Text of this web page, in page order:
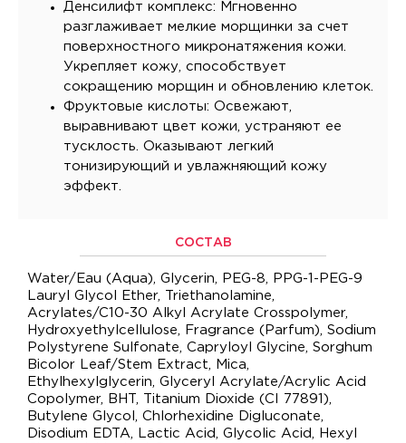
Денсилифт комплекс: Мгновенно
разглаживает мелкие морщинки за счет
поверхностного микронатяжения кожи.
Укрепляет кожу, способствует
сокращению морщин и обновлению клеток.
Фруктовые кислоты: Освежают,
выравнивают цвет кожи, устраняют ее
тусклость. Оказывают легкий
тонизирующий и увлажняющий кожу
эффект.
СОСТАВ
Water/Eau (Aqua), Glycerin, PEG-8, PPG-1-PEG-9
Lauryl Glycol Ether, Triethanolamine,
Acrylates/C10-30 Alkyl Acrylate Crosspolymer,
Hydroxyethylcellulose, Fragrance (Parfum), Sodium
Polystyrene Sulfonate, Capryloyl Glycine, Sorghum
Bicolor Leaf/Stem Extract, Mica,
Ethylhexylglycerin, Glyceryl Acrylate/Acrylic Acid
Copolymer, BHT, Titanium Dioxide (CI 77891),
Butylene Glycol, Chlorhexidine Digluconate,
Disodium EDTA, Lactic Acid, Glycolic Acid, Hexyl